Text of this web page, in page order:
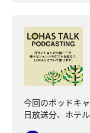
今回のポッドキ
日放送分、ホテ